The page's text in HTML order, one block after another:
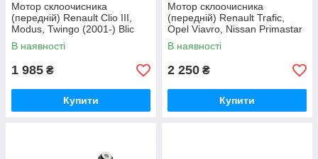
Мотор склоочисника
(передній) Renault Clio III,
Modus, Twingo (2001-) Blic
В наявності
1 985 ₴
Купити
Мотор склоочисника
(передній) Renault Trafic,
Opel Viavro, Nissan Primastar
(2001-) Blic
В наявності
2 250 ₴
Купити